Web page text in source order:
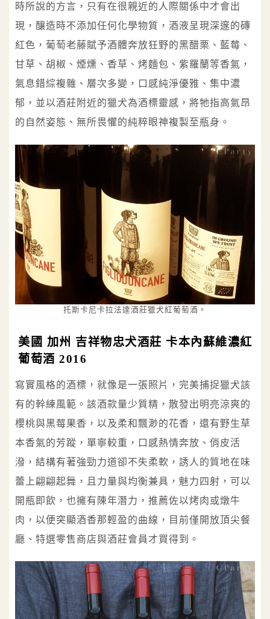
時所說的方言，只有在很親近的人際關係中才會出
現，釀造時不添加任何化學物質，酒液呈現深邃的磚
紅色，葡萄老藤賦予酒體奔放狂野的黑醋栗、藍莓、
甘草、胡椒、煙燻、香草、烤麵包、紫羅蘭等香氣，
氣息錯綜複雜、層次多變，口感純淨優雅、集中濃
郁，並以酒莊附近的獵犬為酒標靈感，將牠指高氣昂
的自然姿態、無所畏懼的純粹眼神複製至瓶身。
托斯卡尼卡拉法達酒莊獵犬紅葡萄酒。
美國 加州 吉祥物忠犬酒莊 卡本內蘇維濃紅
葡萄酒 2016
寫實風格的酒標，就像是一張照片，完美捕捉獵犬該
有的幹練風範。該酒款量少質精，散發出明亮涼爽的
櫻桃與黑莓果香，以及柔和飄渺的花香，還有野生草
本香氣的芳蹤，單寧較重，口感熱情奔放、俏皮活
潑，結構有著強勁力道卻不失柔軟，誘人的質地在味
蕾上翩翩起舞，且力量與均衡兼具，魅力四射，可以
開瓶即飲，也擁有陳年潛力，推薦佐以烤肉或燉牛
肉，以便突顯酒香那輕盈的曲線，目前僅開放頂尖餐
廳、特選零售商店與酒莊會員才買得到。